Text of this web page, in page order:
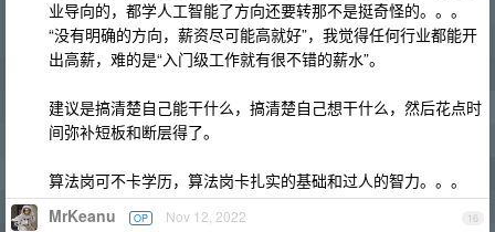
业导向的，都学人工智能了方向还要转那不是挺奇怪的。。。
“没有明确的方向，薪资尽可能高就好”，我觉得任何行业都能开
出高薪，难的是“入门级工作就有很不错的薪水”。
建议是搞清楚自己能干什么，搞清楚自己想干什么，然后花点时
间弥补短板和断层得了。
算法岗可不卡学历，算法岗卡扎实的基础和过人的智力。。。
16
MrKeanu OP Nov 12, 2022